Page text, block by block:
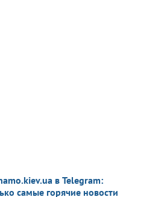
в Telegram:
самые горячие новости